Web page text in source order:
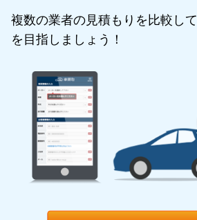
複数の業者の見積もりを比較して
を目指しましょう！